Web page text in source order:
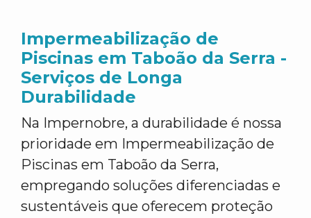
Impermeabilização de
Piscinas em Taboão da Serra -
Serviços de Longa
Durabilidade
Na Impernobre, a durabilidade é nossa
prioridade em Impermeabilização de
Piscinas em Taboão da Serra,
empregando soluções diferenciadas e
sustentáveis que oferecem proteção